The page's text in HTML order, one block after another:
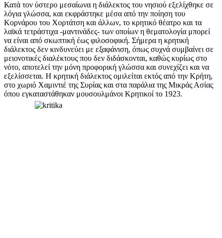
Κατά τον ύστερο μεσαίωνα η διάλεκτος του νησιού εξελίχθηκε σε
λόγια γλώσσα, και εκφράστηκε μέσα από την ποίηση του
Κορνάρου του Χορτάτση και άλλων, το κρητικό θέατρο και τα
λαϊκά τετράστιχα -μαντινάδες- των οποίων η θεματολογία μπορεί
να είναι από σκωπτική έως φιλοσοφική. Σήμερα η κρητική
διάλεκτος δεν κινδυνεύει με εξαφάνιση, όπως συχνά συμβαίνει σε
μειονοτικές διαλέκτους που δεν διδάσκονται, καθώς κυρίως στο
νότο, αποτελεί την μόνη προφορική γλώσσα και συνεχίζει και να
εξελίσσεται. Η κρητική διάλεκτος ομιλείται εκτός από την Κρήτη,
στο χωριό Χαμιντιέ της Συρίας και στα παράλια της Μικράς Ασίας
όπου εγκαταστάθηκαν μουσουλμάνοι Κρητικοί το 1923.